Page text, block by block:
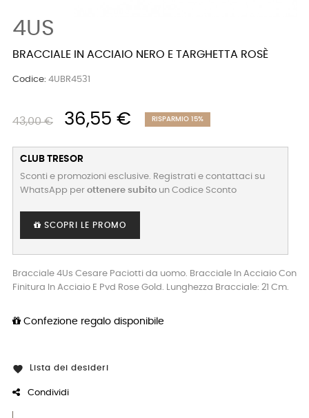
4US
BRACCIALE IN ACCIAIO NERO E TARGHETTA ROSÈ
Codice: 4UBR4531
43,00 € 36,55 € RISPARMIO 15%
CLUB TRESOR
Sconti e promozioni esclusive. Registrati e contattaci su
WhatsApp per ottenere subito un Codice Sconto
SCOPRI LE PROMO
Bracciale 4Us Cesare Paciotti da uomo. Bracciale In Acciaio Con
Finitura In Acciaio E Pvd Rose Gold. Lunghezza Bracciale: 21 Cm.
Confezione regalo disponibile
 Lista dei desideri
Condividi